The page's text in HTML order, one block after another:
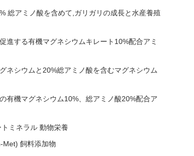
総アミノ酸を含めて,ガリガリの成長と水産養殖
進する有機マグネシウムキレート10%配合アミ
ネシウムと20%総アミノ酸を含むマグネシウム
有機マグネシウム10%、総アミノ酸20%配合ア
ミネラル 動物栄養
Met) 飼料添加物